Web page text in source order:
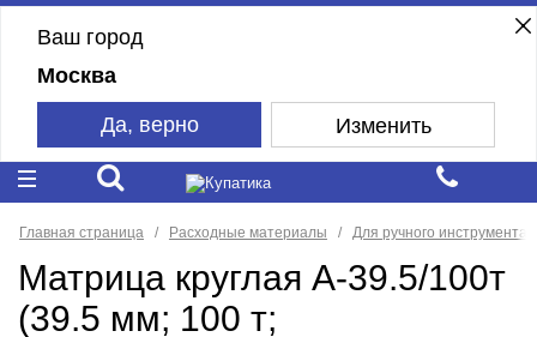
Ваш город
Москва
Да, верно Изменить
Главная страница Расходные материалы Для ручного инструмента
Матрица круглая А-39.5/100т
(39.5 мм; 100 т;